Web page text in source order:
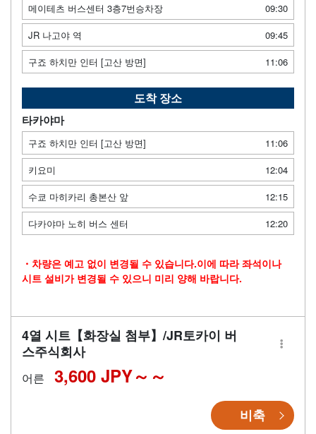
메이테츠 버스센터 3층7번승차장
09:30
JR 나고야 역
09:45
구죠 하치만 인터 [고산 방면]
11:06
도착 장소
타카야마
구죠 하치만 인터 [고산 방면]
11:06
키요미
12:04
수쿄 마히카리 총본산 앞
12:15
다카야마 노히 버스 센터
12:20
・차량은 예고 없이 변경될 수 있습니다.이에 따라 좌석이나
시트 설비가 변경될 수 있으니 미리 양해 바랍니다.
4열 시트【화장실 첨부】/JR토카이 버
스주식회사
어른 3,600 JPY～
비축